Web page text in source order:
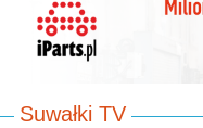
Suwałki TV